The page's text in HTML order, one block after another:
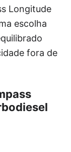
Longitude
escolha
fora de